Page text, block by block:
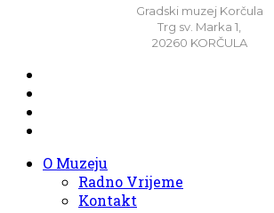
Gradski muzej Korčula
Trg sv. Marka 1,
20260 KORČULA
O Muzeju
Radno Vrijeme
Kontakt